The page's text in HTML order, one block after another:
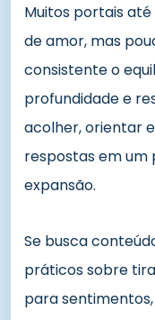
Muitos portais
de amor, mas
consistente o
profundidade e
acolher, orientar
respostas em
expansão.
Se busca
práticos sobre
para